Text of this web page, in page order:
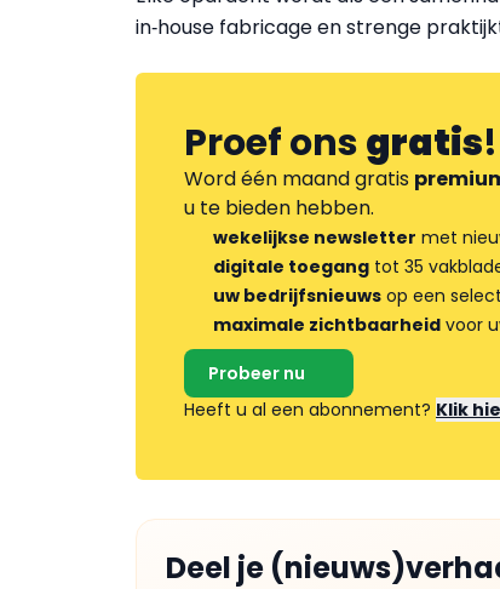
in‑house fabricage en strenge
Proef onsgratis!
Word één maand gratis
u te bieden hebben.
wekelijkse newsletter met
digitale toegang tot 35
uw bedrijfsnieuws op een
maximale zichtbaarheid voor
Probeer nu
Heeft u al een abonnement? Klik
Deel je